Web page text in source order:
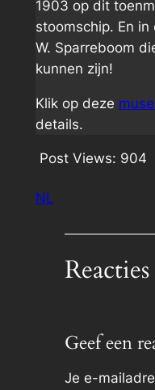
1903 op dit
stoomschip. En
W. Sparreboom
kunnen zijn!
Klik op deze
details.
Post Views: 904
NL
Reacties
Geef een
Je e-